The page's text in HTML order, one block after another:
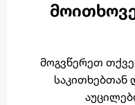
მოგვწერეთ
საკითხებთან